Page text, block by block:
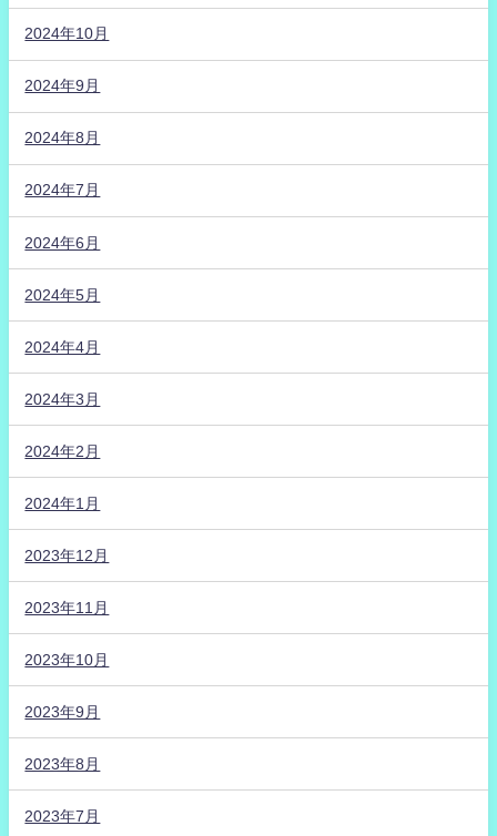
2024年10月
2024年9月
2024年8月
2024年7月
2024年6月
2024年5月
2024年4月
2024年3月
2024年2月
2024年1月
2023年12月
2023年11月
2023年10月
2023年9月
2023年8月
2023年7月